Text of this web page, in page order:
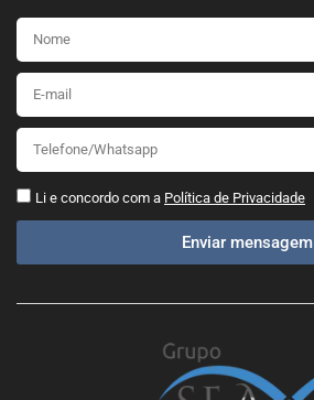
Li e concordo com a Política de Privacidade
Enviar mensagem